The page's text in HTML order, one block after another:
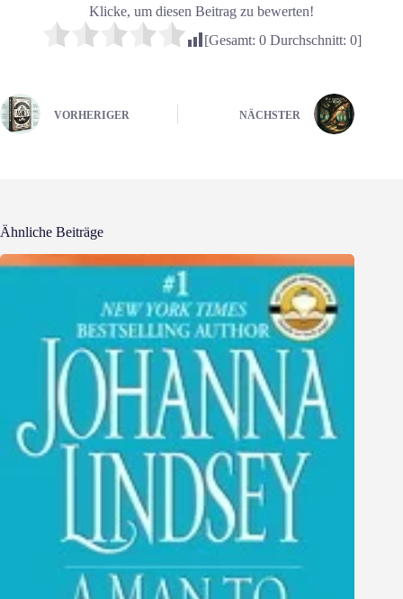
Klicke, um diesen Beitrag zu bewerten!
[Gesamt: 0Durchschnitt: 0]
VORHERIGER NÄCHSTER
Ähnliche Beiträge